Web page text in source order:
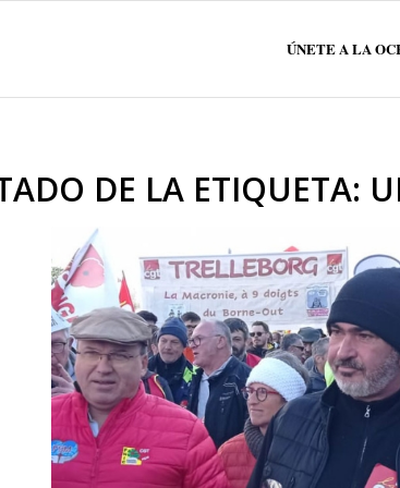
ÚNETE A LA
DE LA ETIQUETA: